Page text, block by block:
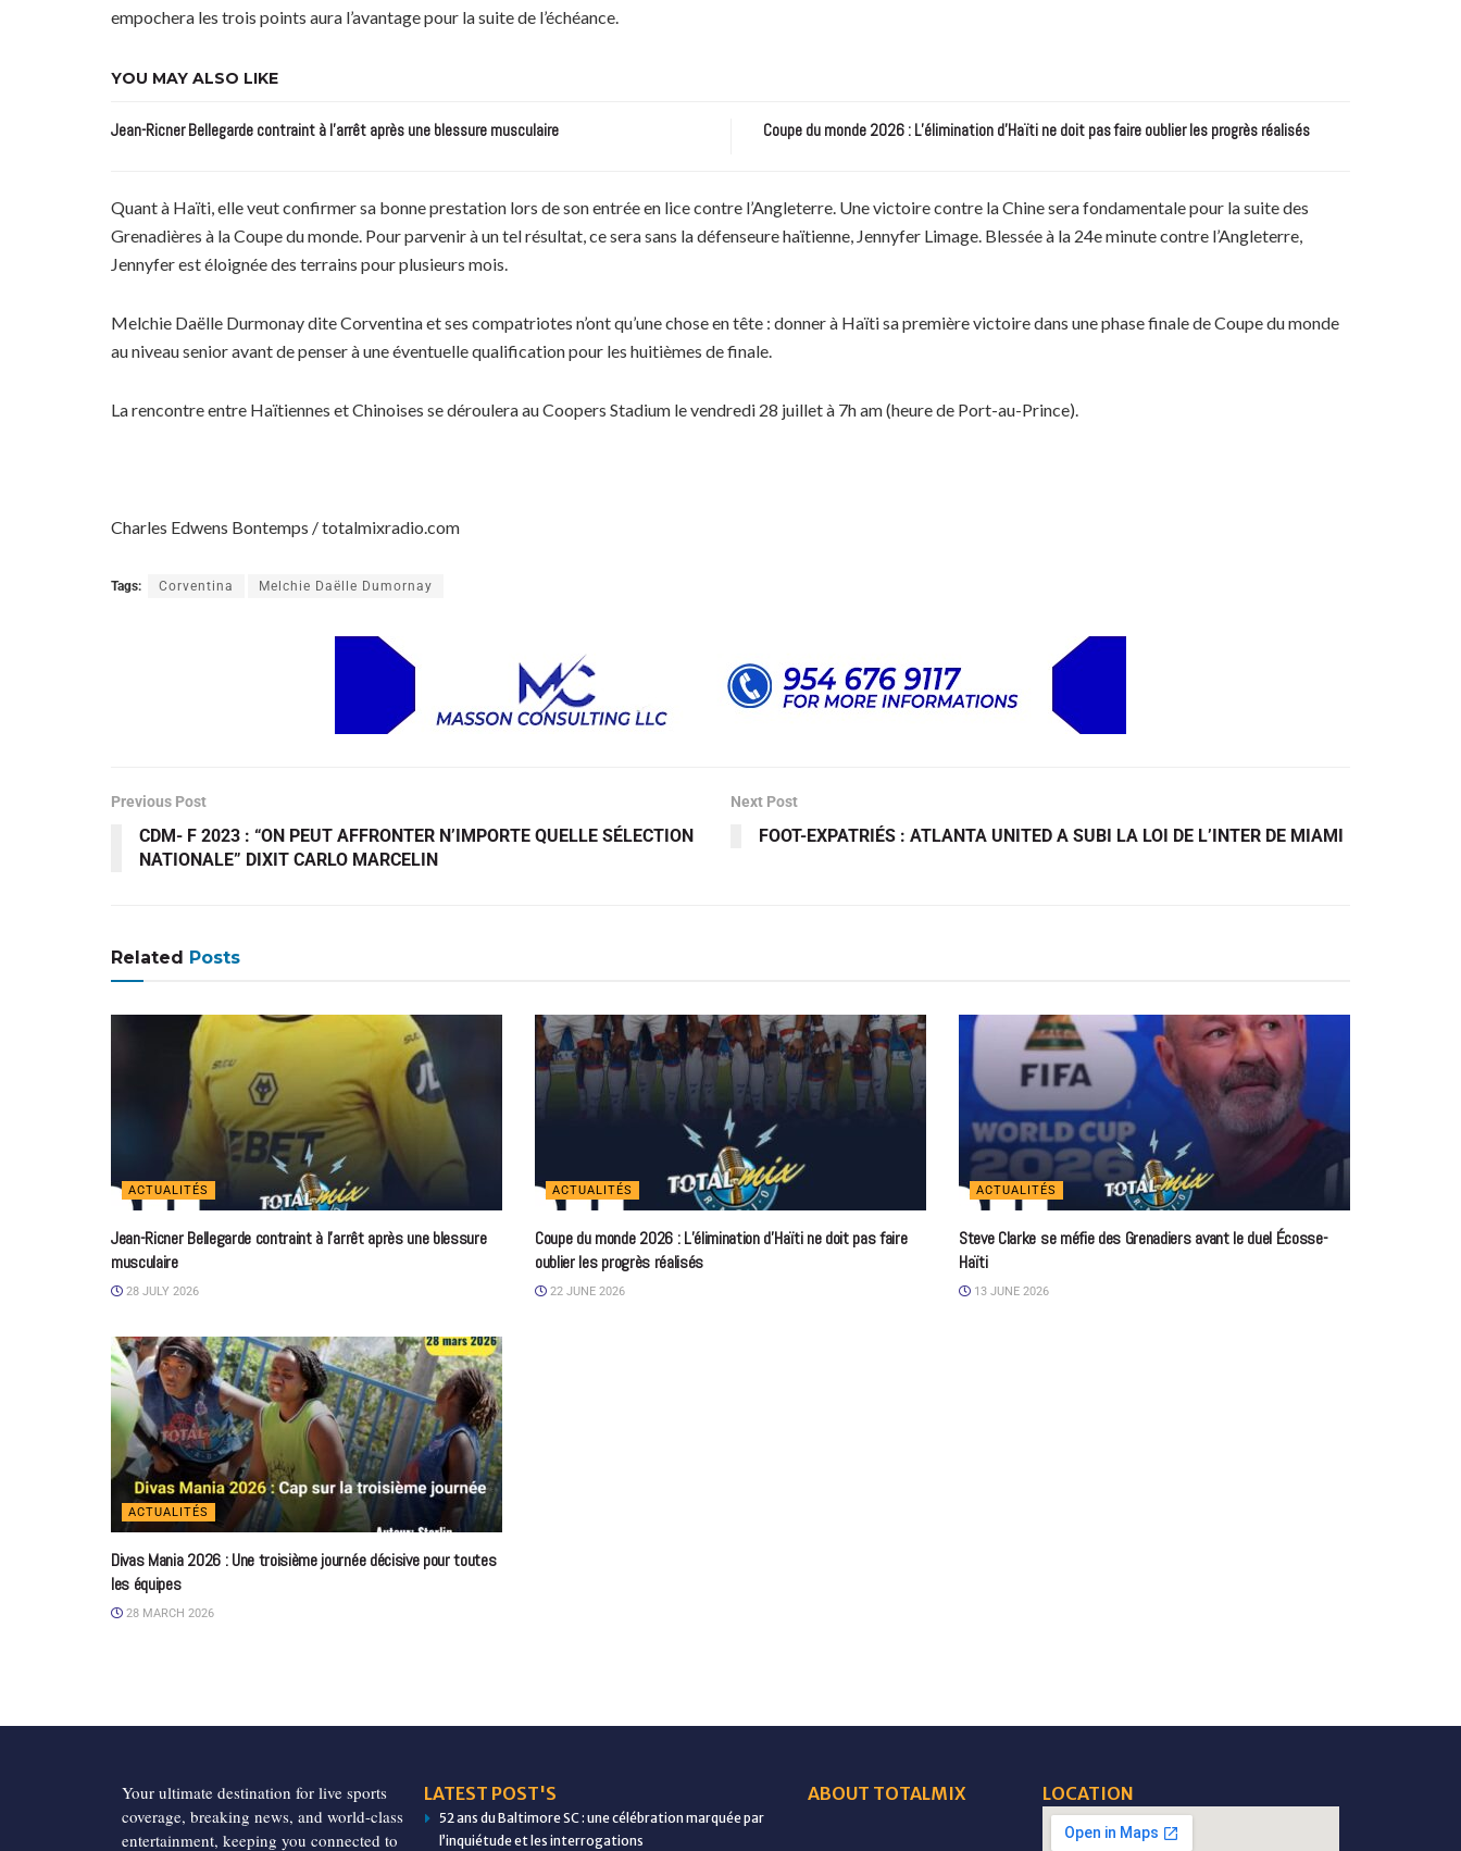
empochera les trois points aura l’avantage pour la suite de l’échéance.
YOU MAY ALSO LIKE
Jean-Ricner Bellegarde contraint à l’arrêt après une blessure musculaire Coupe du monde 2026 : L’élimination d’Haïti ne doit pas faire oublier les progrès réalisés
Quant à Haïti, elle veut confirmer sa bonne prestation lors de son entrée en lice contre l’Angleterre. Une victoire contre la Chine sera fondamentale pour la suite des
Grenadières à la Coupe du monde. Pour parvenir à un tel résultat, ce sera sans la défenseure haïtienne, Jennyfer Limage. Blessée à la 24e minute contre l’Angleterre,
Jennyfer est éloignée des terrains pour plusieurs mois.
Melchie Daëlle Durmonay dite Corventina et ses compatriotes n’ont qu’une chose en tête : donner à Haïti sa première victoire dans une phase finale de Coupe du monde
au niveau senior avant de penser à une éventuelle qualification pour les huitièmes de finale.
La rencontre entre Haïtiennes et Chinoises se déroulera au Coopers Stadium le vendredi 28 juillet à 7h am (heure de Port-au-Prince).
Charles Edwens Bontemps / totalmixradio.com
Tags: Corventina Melchie Daëlle Dumornay
Previous Post
CDM- F 2023 : “ON PEUT AFFRONTER N’IMPORTE QUELLE SÉLECTION
NATIONALE” DIXIT CARLO MARCELIN
Next Post
FOOT-EXPATRIÉS : ATLANTA UNITED A SUBI LA LOI DE L’INTER DE MIAMI
Related Posts
ACTUALITÉS
Jean-Ricner Bellegarde contraint à l’arrêt après une blessure
musculaire
28 JULY 2026
ACTUALITÉS
Coupe du monde 2026 : L’élimination d’Haïti ne doit pas faire
oublier les progrès réalisés
22 JUNE 2026
ACTUALITÉS
Steve Clarke se méfie des Grenadiers avant le duel Écosse-
Haïti
13 JUNE 2026
ACTUALITÉS
Divas Mania 2026 : Une troisième journée décisive pour toutes
les équipes
28 MARCH 2026
Your ultimate destination for live sports
coverage, breaking news, and world-class
entertainment, keeping you connected to
LATEST POST'S
52 ans du Baltimore SC : une célébration marquée par
l’inquiétude et les interrogations
ABOUT TOTALMIX LOCATION